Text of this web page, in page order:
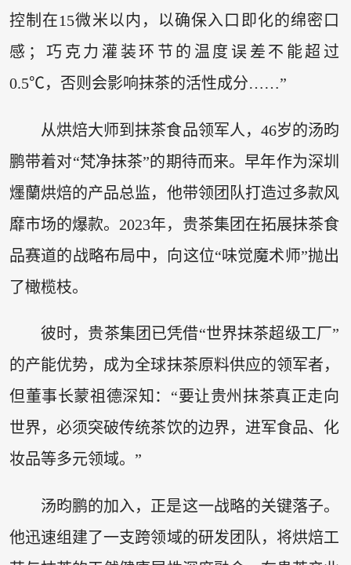
控制在15微米以内，以确保入口即化的绵密口
感；巧克力灌装环节的温度误差不能超过
0.5℃，否则会影响抹茶的活性成分……”
从烘焙大师到抹茶食品领军人，46岁的汤昀
鹏带着对“梵净抹茶”的期待而来。早年作为深圳
爅蘭烘焙的产品总监，他带领团队打造过多款风
靡市场的爆款。2023年，贵茶集团在拓展抹茶食
品赛道的战略布局中，向这位“味觉魔术师”抛出
了橄榄枝。
彼时，贵茶集团已凭借“世界抹茶超级工厂”
的产能优势，成为全球抹茶原料供应的领军者，
但董事长蒙祖德深知：“要让贵州抹茶真正走向
世界，必须突破传统茶饮的边界，进军食品、化
妆品等多元领域。”
汤昀鹏的加入，正是这一战略的关键落子。
他迅速组建了一支跨领域的研发团队，将烘焙工